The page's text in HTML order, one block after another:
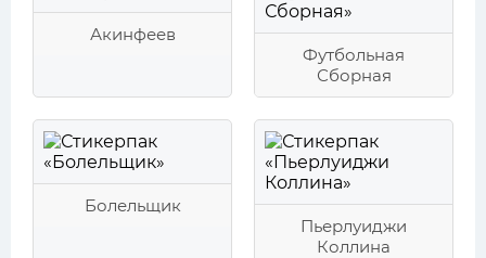
Акинфеев
Футбольная
Сборная
Болельщик
Пьерлуиджи
Коллина